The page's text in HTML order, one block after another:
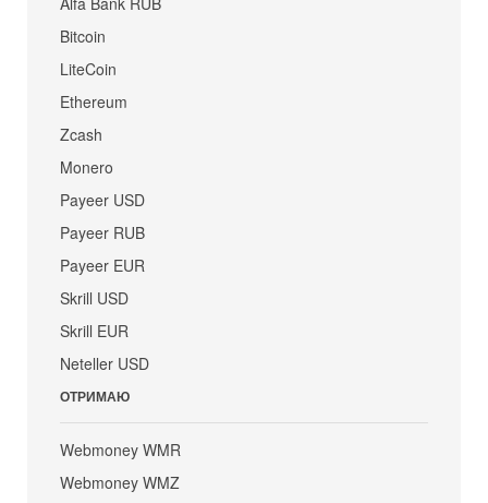
Bitcoin
LiteCoin
Ethereum
Zcash
Monero
Payeer USD
Payeer RUB
Payeer EUR
Skrill USD
Skrill EUR
Neteller USD
ОТРИМАЮ
Webmoney WMR
Webmoney WMZ